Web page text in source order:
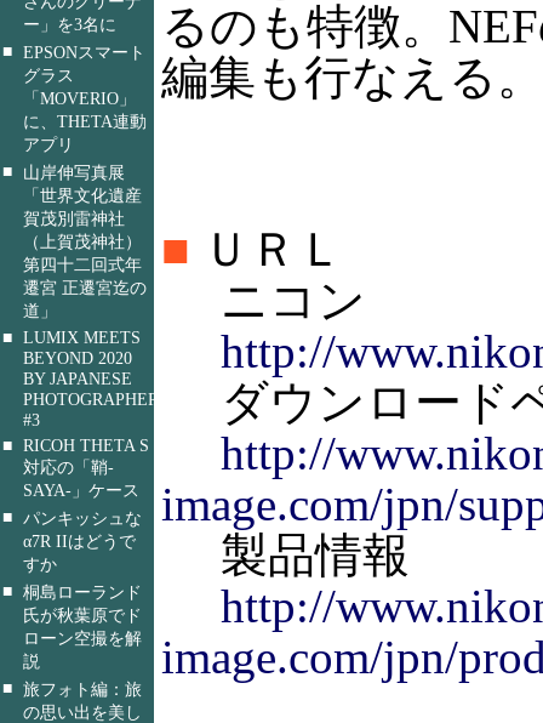
ー」を3名に
■ EPSONスマート
グラス
「MOVERIO」
に、THETA連動
アプリ
■
山岸伸写真展
「世界文化遺産
賀茂別雷神社
（上賀茂神社）
第四十二回式年
遷宮 正遷宮迄の
道」
■ LUMIX MEETS
BEYOND 2020
BY JAPANESE
PHOTOGRAPHERS
#3
■ RICOH THETA S
対応の「鞘-
SAYA-」ケース
■ パンキッシュな
α7R IIはどうで
すか
■ 桐島ローランド
氏が秋葉原でド
ローン空撮を解
説
■ 旅フォト編：旅
の思い出を美し
るのも特徴。
編集も行なえる
■ ＵＲＬ
ニコン
http://
ダウンロード
http://
image.com/jpn/
製品情報
http://
image.com/jpn/